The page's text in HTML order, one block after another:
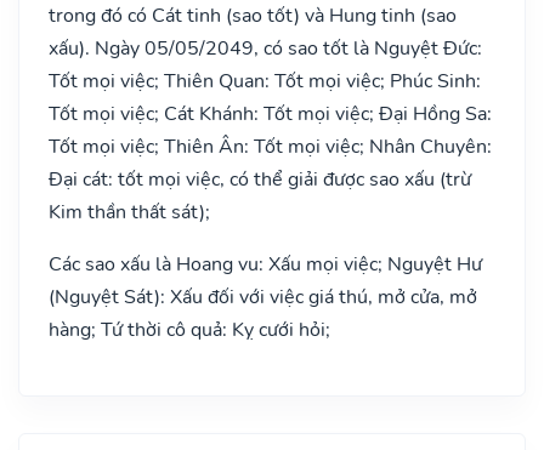
trong đó có Cát tinh (sao tốt) và Hung tinh (sao
xấu). Ngày 05/05/2049, có sao tốt là Nguyệt Đức:
Tốt mọi việc; Thiên Quan: Tốt mọi việc; Phúc Sinh:
Tốt mọi việc; Cát Khánh: Tốt mọi việc; Đại Hồng Sa:
Tốt mọi việc; Thiên Ân: Tốt mọi việc; Nhân Chuyên:
Đại cát: tốt mọi việc, có thể giải được sao xấu (trừ
Kim thần thất sát);
Các sao xấu là Hoang vu: Xấu mọi việc; Nguyệt Hư
(Nguyệt Sát): Xấu đối với việc giá thú, mở cửa, mở
hàng; Tứ thời cô quả: Kỵ cưới hỏi;